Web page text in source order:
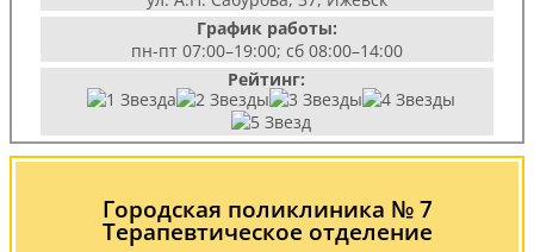
График работы:
пн-пт 07:00–19:00; сб 08:00–14:00
Рейтинг:
Городская поликлиника № 7
Терапевтическое отделение